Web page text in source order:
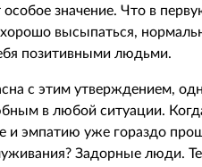
значение. Что в
высыпаться,
позитивными людьми.
с этим утверждением,
в любой ситуации.
и эмпатию уже гораздо
Задорные люди.